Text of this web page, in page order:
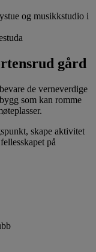
og musikkstudio i
gård
de verneverdige
som kan romme
skape aktivitet
på